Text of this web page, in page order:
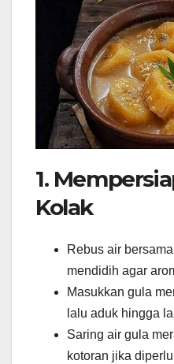
1.
Kolak
Rebus air
mendidih agar
Masukkan gula
lalu aduk hingga
Saring air gula
kotoran jika